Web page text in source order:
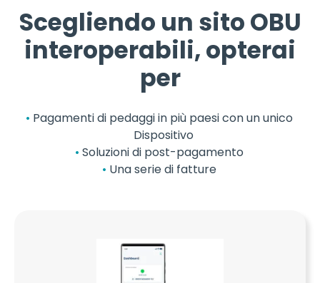
Scegliendo un sito OBU
interoperabili, opterai
per
Pagamenti di pedaggi in più paesi con un unico
Dispositivo
Soluzioni di post-pagamento
Una serie di fatture